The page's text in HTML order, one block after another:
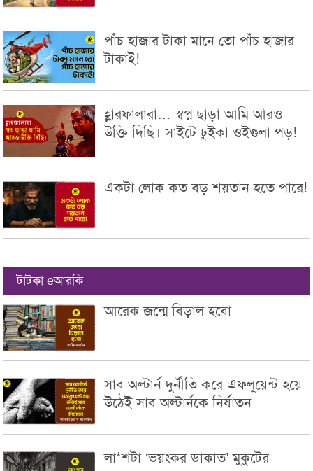
পাঁচ হাজার টাকা মানে তো পাঁচ হাজার
টাকাই!
হ্লারফালারা… স্বপ্ন ছাড়া আমি আরও
উক্তি দিছি। সাইটে ঢুইকা ওইগুলা পড়!
একটা লোক কত বড় শয়তান হতে পারে!
টাটকা eআরকি
আরেক জন্মে বিড়াল হবো
সাব অল্টার্ন দুর্নীতি করে এফলুয়েন্ট হয়ে
উঠেই সাব অল্টার্নকে নির্যাতন
লা*শটা ‘ভয়ংকর ডাকাত’ মুকুটের